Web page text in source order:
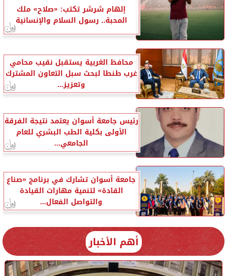
إلهام شرشر تكتب: «صلاح» ملك
المحبة.. رسول السلام والإنسانية
محافظ الغربية يستقبل نقيب محامي
غرب طنطا لبحث سبل التعاون المشترك
وتعزيز...
رئيس جامعة أسوان يعتمد نتيجة الفرقة
الأولى بكلية الطب البشري للعام
الجامعي...
جامعة أسوان تشارك في برنامج «صناع
القادة» لتنمية مهارات القيادة
والتواصل الفعال...
أهم الأخبار